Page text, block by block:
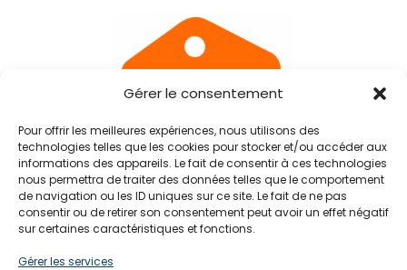
Gérer le consentement
Pour offrir les meilleures expériences, nous utilisons des
technologies telles que les cookies pour stocker et/ou accéder aux
informations des appareils. Le fait de consentir à ces technologies
nous permettra de traiter des données telles que le comportement
de navigation ou les ID uniques sur ce site. Le fait de ne pas
consentir ou de retirer son consentement peut avoir un effet négatif
sur certaines caractéristiques et fonctions.
Gérer les services
Location longue durée
Jusqu’à -50%